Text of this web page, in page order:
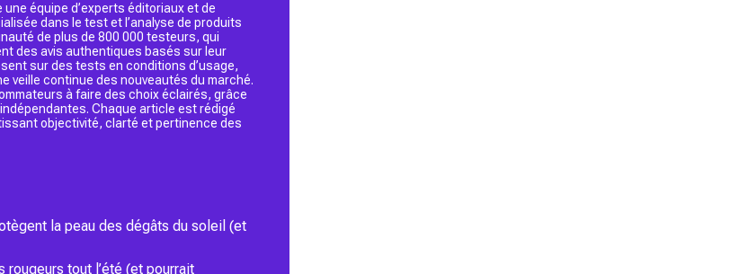
équipe d’experts éditoriaux et de
dans le test et l’analyse de produits
de plus de 800 000 testeurs, qui
des avis authentiques basés sur leur
sur des tests en conditions d’usage,
veille continue des nouveautés du marché.
à faire des choix éclairés, grâce
Chaque article est rédigé
objectivité, clarté et pertinence des
la peau des dégâts du soleil (et
tout l’été (et pourrait